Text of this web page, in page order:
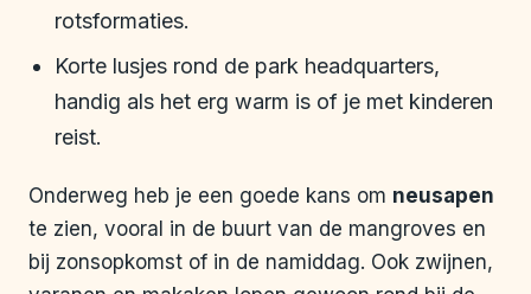
rotsformaties.
Korte lusjes rond de park headquarters,
handig als het erg warm is of je met kinderen
reist.
Onderweg heb je een goede kans om neusapen
te zien, vooral in de buurt van de mangroves en
bij zonsopkomst of in de namiddag. Ook zwijnen,